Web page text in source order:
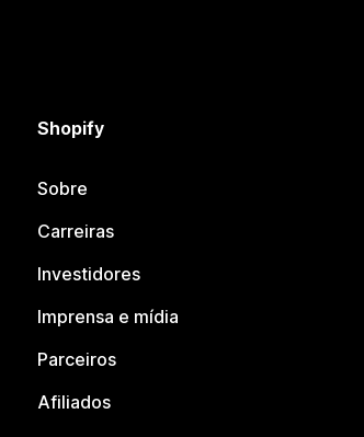
Shopify
Sobre
Carreiras
Investidores
Imprensa e mídia
Parceiros
Afiliados